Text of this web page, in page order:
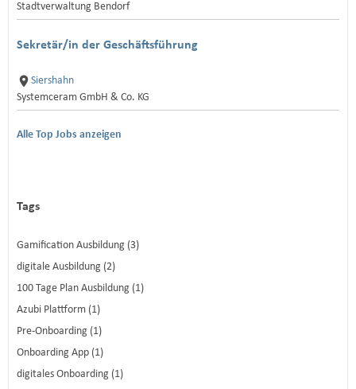
Stadtverwaltung Bendorf
Sekretär/in der Geschäftsführung
Siershahn
Systemceram GmbH & Co. KG
Alle Top Jobs anzeigen
Tags
Gamification Ausbildung (3)
digitale Ausbildung (2)
100 Tage Plan Ausbildung (1)
Azubi Plattform (1)
Pre-Onboarding (1)
Onboarding App (1)
digitales Onboarding (1)